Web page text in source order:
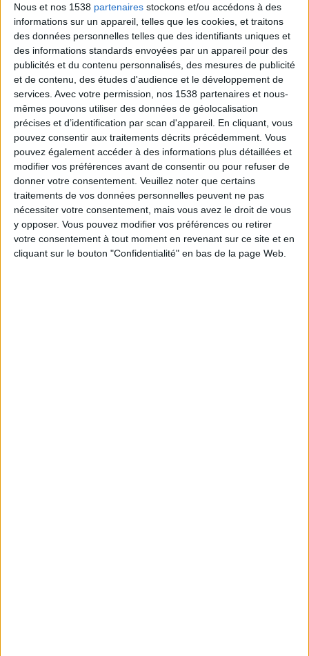
Nous et nos 1538 partenaires stockons et/ou accédons à des
informations sur un appareil, telles que les cookies, et traitons
des données personnelles telles que des identifiants uniques et
des informations standards envoyées par un appareil pour des
publicités et du contenu personnalisés, des mesures de publicité
et de contenu, des études d'audience et le développement de
services. Avec votre permission, nos 1538 partenaires et nous-
mêmes pouvons utiliser des données de géolocalisation
précises et d’identification par scan d'appareil. En cliquant, vous
pouvez consentir aux traitements décrits précédemment. Vous
pouvez également accéder à des informations plus détaillées et
modifier vos préférences avant de consentir ou pour refuser de
donner votre consentement. Veuillez noter que certains
traitements de vos données personnelles peuvent ne pas
nécessiter votre consentement, mais vous avez le droit de vous
y opposer. Vous pouvez modifier vos préférences ou retirer
votre consentement à tout moment en revenant sur ce site et en
cliquant sur le bouton "Confidentialité" en bas de la page Web.
Vous avez une question liée à la nutrition ou à
l'alimentation ? Posez la en commentaire des
vidéos et Jean-Michel vous répondra dans la
prochaine vidéo.
Question/Réponse : Que Manger Pendant le
Ramadan ?